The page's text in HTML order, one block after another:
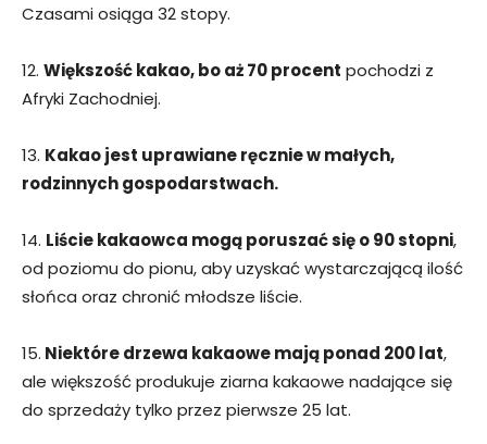
Czasami osiąga 32 stopy.
12. Większość kakao, bo aż 70 procent pochodzi z
Afryki Zachodniej.
13. Kakao jest uprawiane ręcznie w małych,
rodzinnych gospodarstwach.
14. Liście kakaowca mogą poruszać się o 90 stopni,
od poziomu do pionu, aby uzyskać wystarczającą ilość
słońca oraz chronić młodsze liście.
15. Niektóre drzewa kakaowe mają ponad 200 lat,
ale większość produkuje ziarna kakaowe nadające się
do sprzedaży tylko przez pierwsze 25 lat.